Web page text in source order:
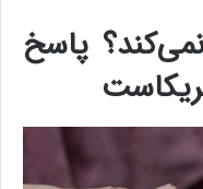
پاسخ